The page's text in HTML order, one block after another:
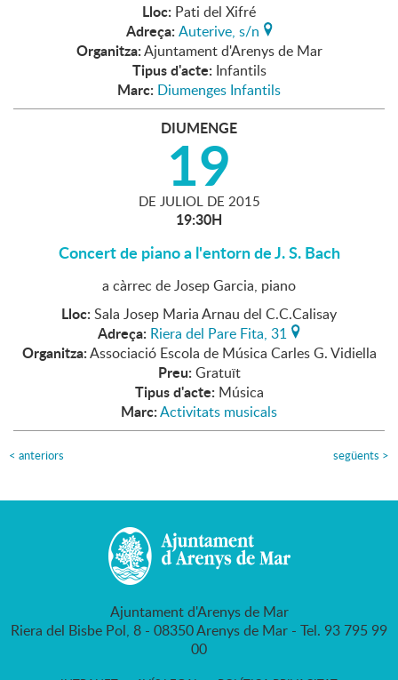
Lloc: Pati del Xifré
Adreça: Auterive, s/n
Organitza:Ajuntament d'Arenys de Mar
Tipus d'acte: Infantils
Marc: Diumenges Infantils
DIUMENGE
19
DE JULIOL DE 2015
19:30H
Concert de piano a l'entorn de J. S. Bach
a càrrec de Josep Garcia, piano
Lloc: Sala Josep Maria Arnau del C.C.Calisay
Adreça: Riera del Pare Fita, 31
Organitza:Associació Escola de Música Carles G. Vidiella
Preu: Gratuït
Tipus d'acte: Música
Marc:Activitats musicals
< anteriors següents >
Ajuntament d'Arenys de Mar
Riera del Bisbe Pol, 8 - 08350 Arenys de Mar - Tel. 93 795 99
00